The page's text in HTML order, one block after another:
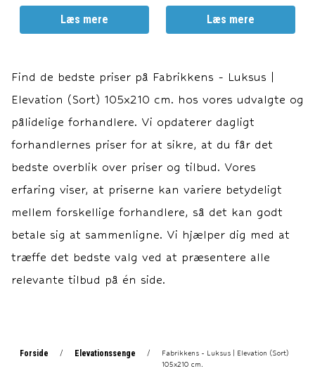
Valgfri Farve: Antracit, Sort,
Sand og Lysegrå.
Elevationsbund: 20 cm.
Springmadras: 18 cm.
Topmadras: ca. 7 cm.
Læs mere
Valgfri Farve: Antracit, Sort,
Sand og Lysegrå.
Elevationsbunde: 20 cm.
Springmadras: 18 cm.
Topmadras: ca. 7 cm.
Elevations
Læs mere
Find de bedste priser på Fabrikkens - Luksus |
Elevation (Sort) 105x210 cm. hos vores udvalgte og
pålidelige forhandlere. Vi opdaterer dagligt
forhandlernes priser for at sikre, at du får det
bedste overblik over priser og tilbud. Vores
erfaring viser, at priserne kan variere betydeligt
mellem forskellige forhandlere, så det kan godt
betale sig at sammenligne. Vi hjælper dig med at
træffe det bedste valg ved at præsentere alle
relevante tilbud på én side.
Forside / Elevationssenge /
Fabrikkens - Luksus | Elevation (Sort)
105x210 cm.